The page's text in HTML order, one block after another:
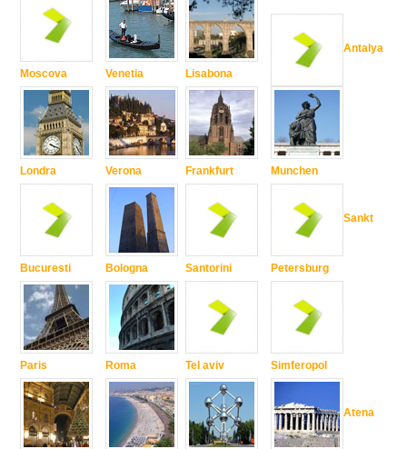
Moscova
Londra
Bucuresti
Paris
Venetia
Verona
Bologna
Roma
Lisabona
Frankfurt
Santorini
Tel aviv
Antalya
Munchen
Sankt
Petersburg
Simferopol
Atena